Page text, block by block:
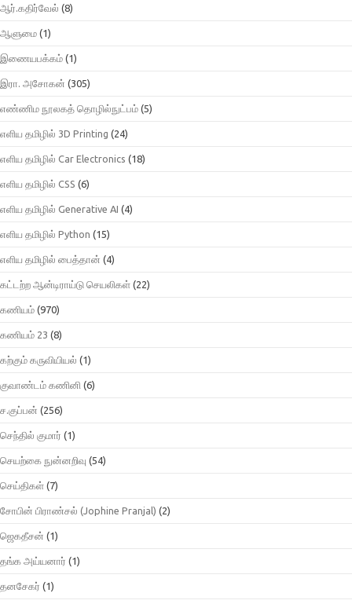
ஆர்.கதிர்வேல் (8)
ஆளுமை (1)
இணையபக்கம் (1)
இரா. அசோகன் (305)
எண்ணிம நூலகத் தொழில்நுட்பம் (5)
எளிய தமிழில் 3D Printing (24)
எளிய தமிழில் Car Electronics (18)
எளிய தமிழில் CSS (6)
எளிய தமிழில் Generative AI (4)
எளிய தமிழில் Python (15)
எளிய தமிழில் பைத்தான் (4)
கட்டற்ற ஆன்டிராய்டு செயலிகள் (22)
கணியம் (970)
கணியம் 23 (8)
கற்கும் கருவியியல் (1)
குவாண்டம் கணினி (6)
ச.குப்பன் (256)
செந்தில் குமார் (1)
செயற்கை நுன்னறிவு (54)
செய்திகள் (7)
சோபின் பிராண்சல் (Jophine Pranjal) (2)
ஜெகதீசன் (1)
தங்க அய்யனார் (1)
தனசேகர் (1)